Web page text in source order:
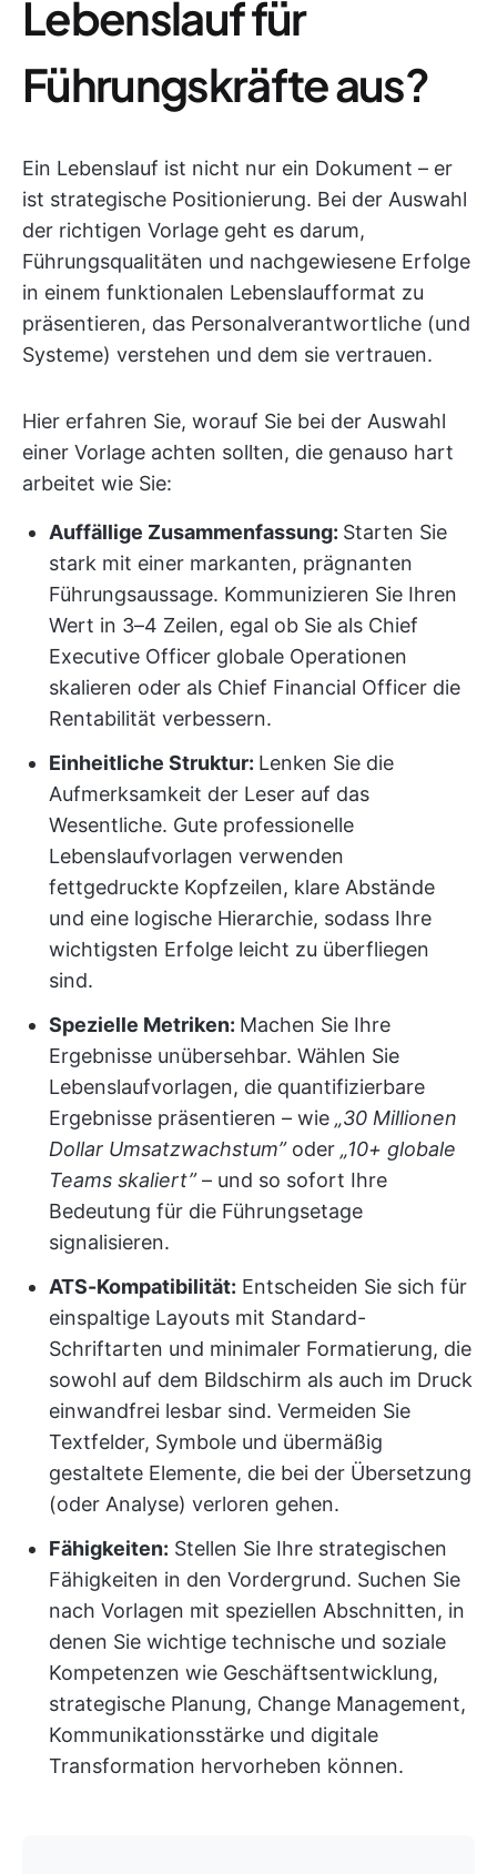
Lebenslauf für
Führungskräfte aus?
Ein Lebenslauf ist nicht nur ein Dokument – er
ist strategische Positionierung. Bei der Auswahl
der richtigen Vorlage geht es darum,
Führungsqualitäten und nachgewiesene Erfolge
in einem funktionalen Lebenslaufformat zu
präsentieren, das Personalverantwortliche (und
Systeme) verstehen und dem sie vertrauen.
Hier erfahren Sie, worauf Sie bei der Auswahl
einer Vorlage achten sollten, die genauso hart
arbeitet wie Sie:
Auffällige Zusammenfassung: Starten Sie
stark mit einer markanten, prägnanten
Führungsaussage. Kommunizieren Sie Ihren
Wert in 3–4 Zeilen, egal ob Sie als Chief
Executive Officer globale Operationen
skalieren oder als Chief Financial Officer die
Rentabilität verbessern.
Einheitliche Struktur: Lenken Sie die
Aufmerksamkeit der Leser auf das
Wesentliche. Gute professionelle
Lebenslaufvorlagen verwenden
fettgedruckte Kopfzeilen, klare Abstände
und eine logische Hierarchie, sodass Ihre
wichtigsten Erfolge leicht zu überfliegen
sind.
Spezielle Metriken: Machen Sie Ihre
Ergebnisse unübersehbar. Wählen Sie
Lebenslaufvorlagen, die quantifizierbare
Ergebnisse präsentieren – wie „30 Millionen
Dollar Umsatzwachstum”oder „10+ globale
Teams skaliert”– und so sofort Ihre
Bedeutung für die Führungsetage
signalisieren.
ATS-Kompatibilität: Entscheiden Sie sich für
einspaltige Layouts mit Standard-
Schriftarten und minimaler Formatierung, die
sowohl auf dem Bildschirm als auch im Druck
einwandfrei lesbar sind. Vermeiden Sie
Textfelder, Symbole und übermäßig
gestaltete Elemente, die bei der Übersetzung
(oder Analyse) verloren gehen.
Fähigkeiten: Stellen Sie Ihre strategischen
Fähigkeiten in den Vordergrund. Suchen Sie
nach Vorlagen mit speziellen Abschnitten, in
denen Sie wichtige technische und soziale
Kompetenzen wie Geschäftsentwicklung,
strategische Planung, Change Management,
Kommunikationsstärke und digitale
Transformation hervorheben können.